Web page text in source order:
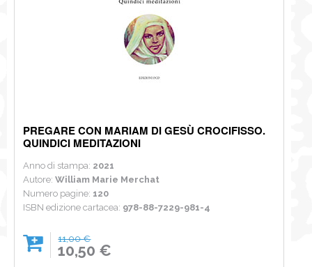
PREGARE CON MARIAM DI GESÙ CROCIFISSO.
QUINDICI MEDITAZIONI
Anno di stampa: 2021
Autore:William Marie Merchat
Numero pagine: 120
ISBN edizione cartacea: 978-88-7229-981-4
11,00 €
10,50 €